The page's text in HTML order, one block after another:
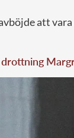
att vara